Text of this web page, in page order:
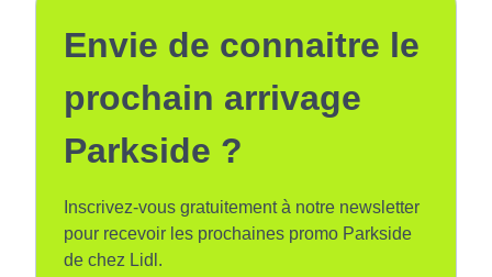
Envie de connaitre le
prochain arrivage
Parkside ?
Inscrivez-vous gratuitement à notre newsletter
pour recevoir les prochaines promo Parkside
de chez Lidl.